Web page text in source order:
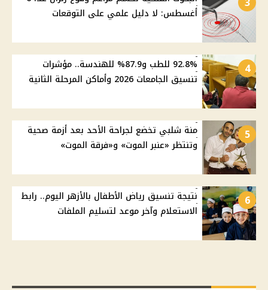
أغسطس: لا دليل علمي على التوقعات
4
92.8% للطب و87.9% للهندسة.. مؤشرات
تنسيق الجامعات 2026 وأماكن المرحلة الثانية
5
منة شلبي تخضع لجراحة الأحد بعد أزمة صحية
وتنتظر «عنبر الموت» و«فرقة الموت»
6
نتيجة تنسيق رياض الأطفال بالأزهر اليوم.. رابط
الاستعلام وآخر موعد لتسليم الملفات